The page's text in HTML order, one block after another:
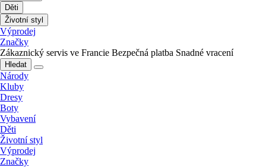
Děti
Životní styl
Výprodej
Značky
Zákaznický servis ve Francie Bezpečná platba Snadné vracení
Hledat
Národy
Kluby
Dresy
Boty
Vybavení
Děti
Životní styl
Výprodej
Značky